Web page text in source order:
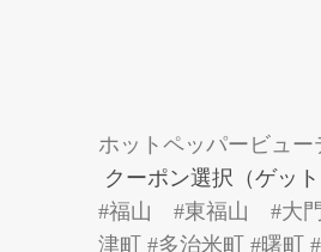
ホットペッパービュー
クーポン選択（ゲッ
#福山 #東福山 #大門
津町 #多治米町 #曙町